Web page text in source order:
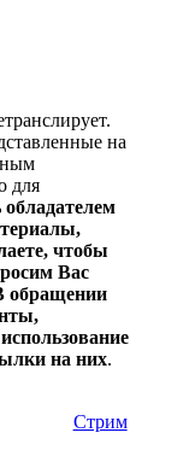
на
для
чтобы
Вас
обращении
на них.
Стрим